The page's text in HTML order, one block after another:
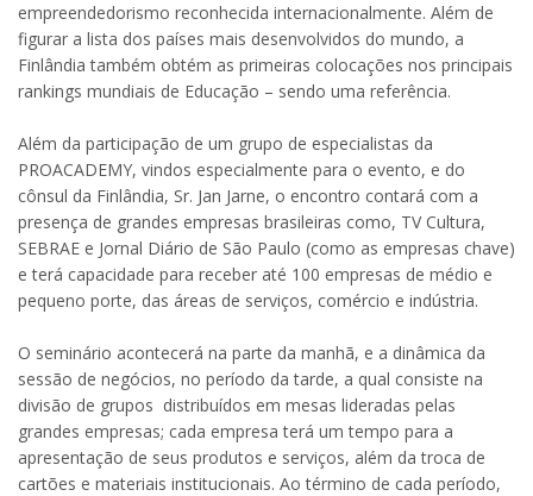
empreendedorismo reconhecida internacionalmente. Além de
figurar a lista dos países mais desenvolvidos do mundo, a
Finlândia também obtém as primeiras colocações nos principais
rankings mundiais de Educação – sendo uma referência.
Além da participação de um grupo de especialistas da
PROACADEMY, vindos especialmente para o evento, e do
cônsul da Finlândia, Sr. Jan Jarne, o encontro contará com a
presença de grandes empresas brasileiras como, TV Cultura,
SEBRAE e Jornal Diário de São Paulo (como as empresas chave)
e terá capacidade para receber até 100 empresas de médio e
pequeno porte, das áreas de serviços, comércio e indústria.
O seminário acontecerá na parte da manhã, e a dinâmica da
sessão de negócios, no período da tarde, a qual consiste na
divisão de grupos distribuídos em mesas lideradas pelas
grandes empresas; cada empresa terá um tempo para a
apresentação de seus produtos e serviços, além da troca de
cartões e materiais institucionais. Ao término de cada período,